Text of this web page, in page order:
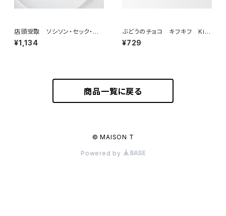
店頭受取 ソシソン・セック・ロ
ン 50g ＜メゾン・ラボリー＞
(フランス・オーヴェルニュ)
¥1,134
ぶどうのチョコ キフキフ Kif-
Kif 25g
¥729
商品一覧に戻る
© MAISON T
Powered by